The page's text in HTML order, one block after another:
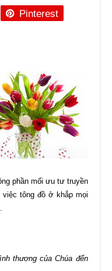
Pinterest
phần mối ưu tư truyền
việc tông đồ ở khắp mọi
thương của Chúa đến